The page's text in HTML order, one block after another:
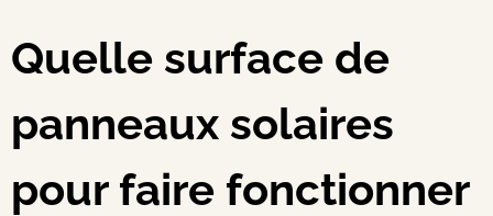
Quelle surface de
panneaux solaires
pour faire fonctionner